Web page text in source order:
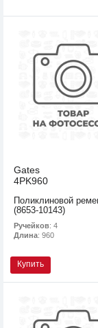
Gates
4PK960
Поликлиновой
(8653-10143)
Ручейков: 4
Длина: 960
Купить